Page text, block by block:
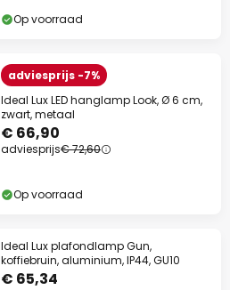
Op voorraad
adviesprijs -7%
Ideal Lux LED hanglamp Look, Ø 6 cm,
zwart, metaal
€ 66,90
adviesprijs€ 72,60
Op voorraad
Ideal Lux plafondlamp Gun,
koffiebruin, aluminium, IP44, GU10
€ 65,34